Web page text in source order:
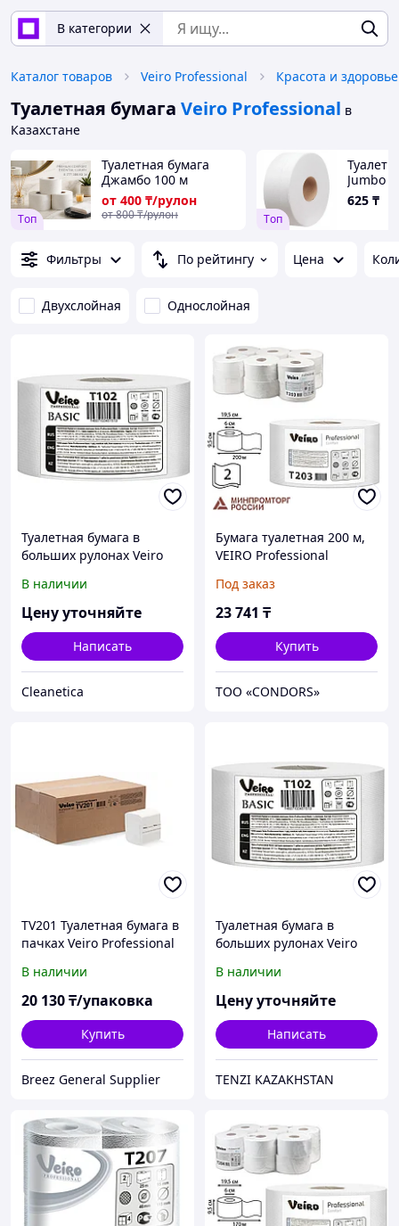
В категории
Каталог товаров Veiro Professional Красота и здоровье
Туалетная бумага Veiro Professional в
Казахстане
Tоп
Туалетная бумага
Джамбо 100 м
от 400 ₸/рулон
от800₸/рулон Tоп
Jumbo
150
100%
625 ₸
Фильтры По рейтингу Цена
Двухслойная Однослойная
Туалетная бумага в
больших рулонах Veiro
В наличии
Цену уточняйте
Написать
Cleanetica
Бумага туалетная 200 м,
VEIRO Professional
12 шт, Comfort, 2-
слойная, T203
Под заказ
23 741 ₸
Купить
ТОО «CONDORS»
TV201 Туалетная бумага в
пачках Veiro Professional
пач х 250 л)
В наличии
20 130₸/упаковка
Купить
Breez General Supplier
Туалетная бумага в
больших рулонах Veiro
В наличии
Цену уточняйте
Написать
TENZI KAZAKHSTAN